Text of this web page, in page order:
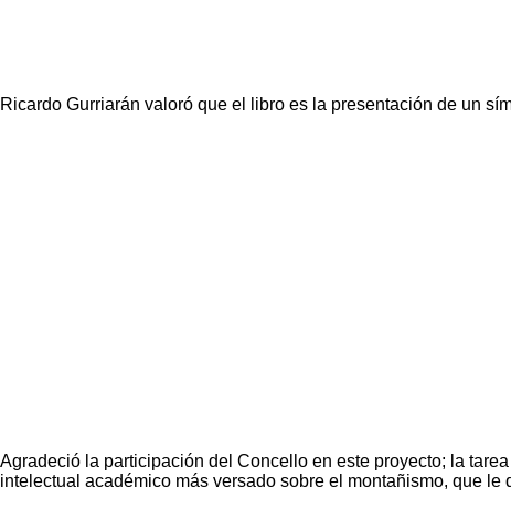
Ricardo Gurriarán valoró que el libro es la presentación de un
Agradeció la participación del Concello en este proyecto; la
intelectual académico más versado sobre el montañismo, que